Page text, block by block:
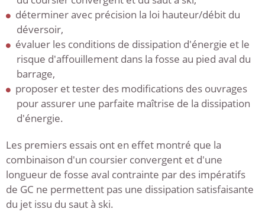
déterminer avec précision la loi hauteur/débit du
déversoir,
évaluer les conditions de dissipation d'énergie et le
risque d'affouillement dans la fosse au pied aval du
barrage,
proposer et tester des modifications des ouvrages
pour assurer une parfaite maîtrise de la dissipation
d'énergie.
Les premiers essais ont en effet montré que la
combinaison d'un coursier convergent et d'une
longueur de fosse aval contrainte par des impératifs
de GC ne permettent pas une dissipation satisfaisante
du jet issu du saut à ski.